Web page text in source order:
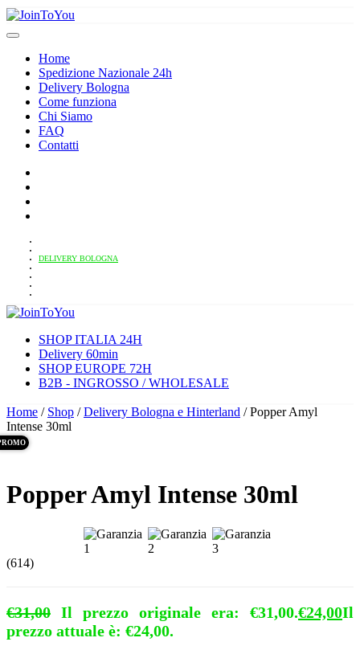
Home
Spedizione Nazionale 24h
Delivery Bologna
Come funziona
Chi Siamo
FAQ
Contatti
DELIVERY BOLOGNA
SHOP ITALIA 24H
Delivery 60min
SHOP EUROPE 72H
B2B - INGROSSO / WHOLESALE
Home / Shop /Delivery Bologna e Hinterland / Popper Amyl
Intense 30ml
Popper Amyl Intense 30ml
(614)
€31,00 Il prezzo originale era: €31,00.€24,00Il
prezzo attuale è: €24,00.